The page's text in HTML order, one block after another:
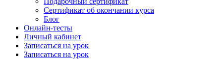
Сертификат об окончании курса
Блог
Онлайн-тесты
Личный кабинет
Записаться на урок
Записаться на урок